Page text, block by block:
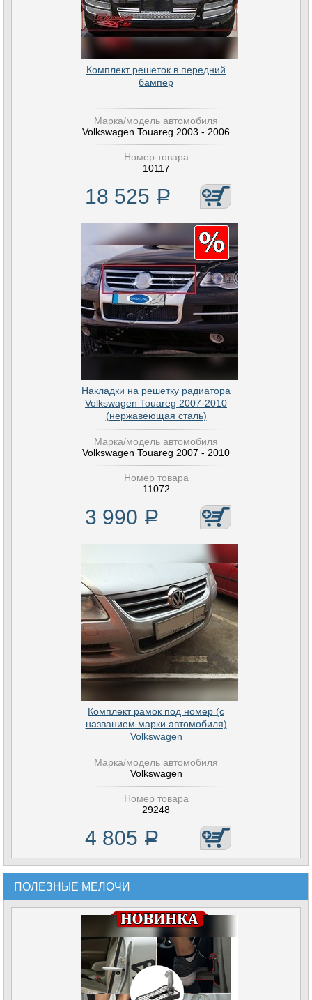
Комплект решеток в передний
бампер
Марка/модель автомобиля
Volkswagen Touareg 2003 - 2006
Номер товара
10117
18 525 Р
Накладки на решетку радиатора
Volkswagen Touareg 2007-2010
(нержавеющая сталь)
Марка/модель автомобиля
Volkswagen Touareg 2007 - 2010
Номер товара
11072
3 990 Р
Комплект рамок под номер (с
названием марки автомобиля)
Volkswagen
Марка/модель автомобиля
Volkswagen
Номер товара
29248
4 805 Р
ПОЛЕЗНЫЕ МЕЛОЧИ